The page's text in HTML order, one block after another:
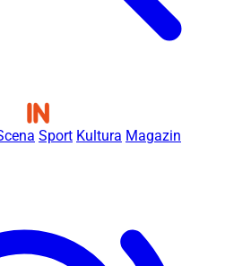
Sport Kultura Magazin